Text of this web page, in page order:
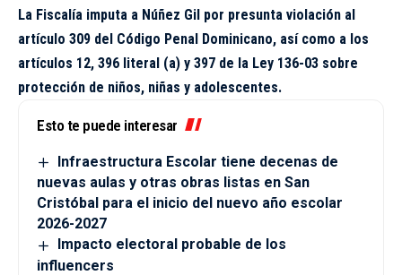
La Fiscalía imputa a Núñez Gil por presunta violación al
artículo 309 del Código Penal Dominicano, así como a los
artículos 12, 396 literal (a) y 397 de la Ley 136-03 sobre
protección de niños, niñas y adolescentes.
Esto te puede interesar
Infraestructura Escolar tiene decenas de
nuevas aulas y otras obras listas en San
Cristóbal para el inicio del nuevo año escolar
2026-2027
Impacto electoral probable de los
influencers